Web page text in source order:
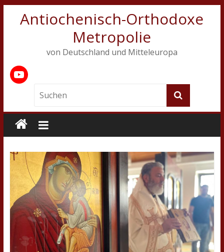
Antiochenisch-Orthodoxe
Metropolie
von Deutschland und Mitteleuropa